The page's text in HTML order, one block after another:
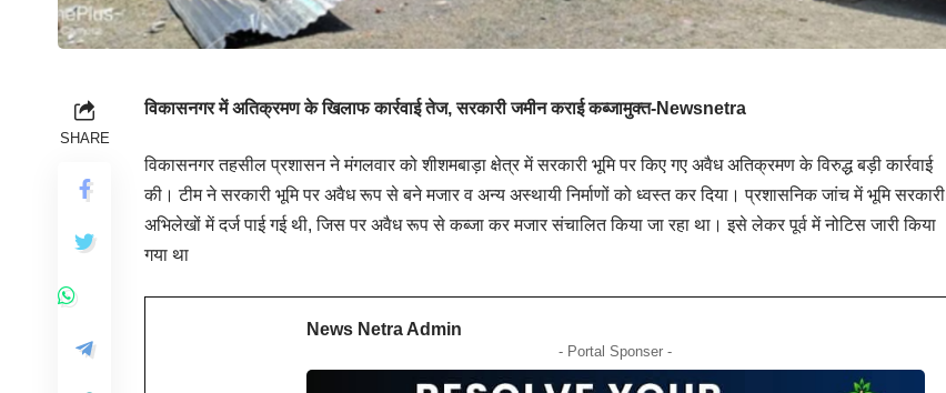
SHARE
विकासनगर में अतिक्रमण के खिलाफ कार्रवाई तेज, सरकारी जमीन कराई कब्जामुक्त-Newsnetra
विकासनगर तहसील प्रशासन ने मंगलवार को शीशमबाड़ा क्षेत्र में सरकारी भूमि पर किए गए अवैध अतिक्रमण के विरुद्ध बड़ी कार्रवाई
की। टीम ने सरकारी भूमि पर अवैध रूप से बने मजार व अन्य अस्थायी निर्माणों को ध्वस्त कर दिया। प्रशासनिक जांच में भूमि सरकारी
अभिलेखों में दर्ज पाई गई थी, जिस पर अवैध रूप से कब्जा कर मजार संचालित किया जा रहा था। इसे लेकर पूर्व में नोटिस जारी किया
गया था
News Netra Admin
- Portal Sponser -